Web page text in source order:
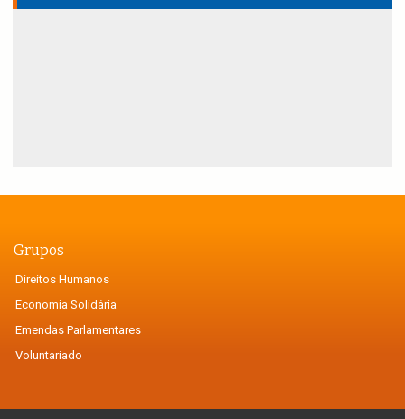
Grupos
Direitos Humanos
Economia Solidária
Emendas Parlamentares
Voluntariado